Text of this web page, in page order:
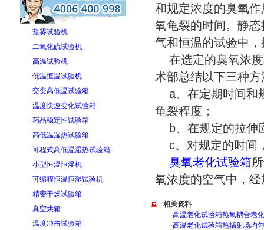
盐雾试验机
二氧化硫试验机
高温试验机
低温恒温试验机
交变高低温试验箱
温度快速变化试验箱
药品稳定性试验箱
高低温湿热试验箱
可程式高低温湿热试验箱
小型恒温恒湿机
可编程恒温恒湿试验机
精密干燥试验箱
真空烘箱
温度冲击试验箱
和规定浓度的臭氧
氧龟裂的时间。静
气和恒温的试验中
在选定的臭氧浓度
术部总结以下三种方
a、在定期时间和
龟裂程度；
b、在规定的拉伸
c、对规定的时间
臭氧老化试验箱
氧浓度的空气中，
相关资料
·高温老化试验箱热氧耦合老
·高温老化试验箱热辐射场均